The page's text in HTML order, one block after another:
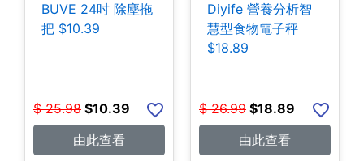
BUVE 24吋 除塵拖
把 $10.39
$ 25.98 $10.39
由此查看
Diyife 營養分析智
慧型食物電子秤
$18.89
$ 26.99 $18.89
由此查看